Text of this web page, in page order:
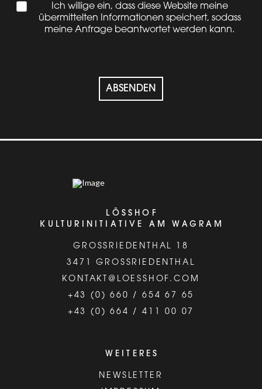
Ich willige ein, dass diese Website meine
übermittelten Informationen speichert, sodass
meine Anfrage beantwortet werden kann.
ABSENDEN
LÖSSHOF
KULTURINITIATIVE AM WAGRAM
GROSSRIEDENTHAL 18
3471 GROSSRIEDENTHAL
KONTAKT@LOESSHOF.COM
+43 (0) 660 / 654 67 65
+43 (0) 664 / 411 00 07
WEITERES
NEWSLETTER